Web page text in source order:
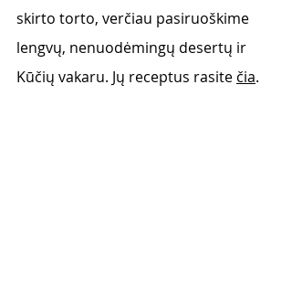
skirto torto, verčiau pasiruoškime
lengvų, nenuodėmingų desertų ir
Kūčių vakaru. Jų receptus rasite čia.